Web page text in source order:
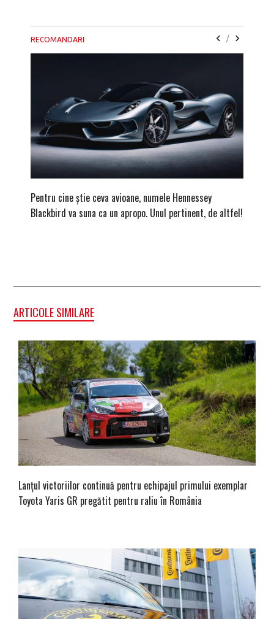
RECOMANDARI /
Pentru cine știe ceva avioane, numele Hennessey
Blackbird va suna ca un apropo. Unul pertinent, de altfel!
ARTICOLE SIMILARE
Lanțul victoriilor continuă pentru echipajul primului exemplar
Toyota Yaris GR pregătit pentru raliu în România